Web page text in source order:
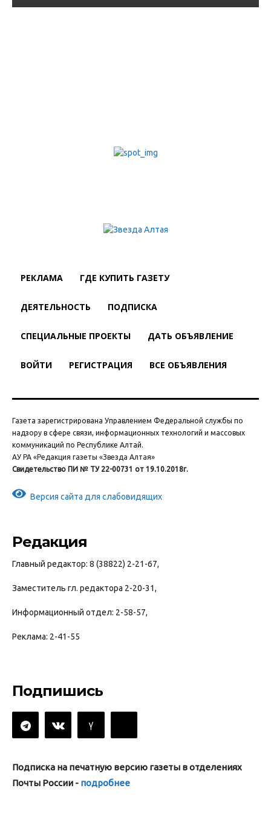
РЕКЛАМА ГДЕ КУПИТЬ ГАЗЕТУ
ДЕЯТЕЛЬНОСТЬ ПОДПИСКА
СПЕЦИАЛЬНЫЕ ПРОЕКТЫ ДАТЬ ОБЪЯВЛЕНИЕ
ВОЙТИ РЕГИСТРАЦИЯ ВСЕ ОБЪЯВЛЕНИЯ
Газета зарегистрирована Управлением Федеральной службы по
надзору в сфере связи, информационных технологий и массовых
коммуникаций по Республике Алтай.
АУ РА «Редакция газеты «Звезда Алтая»
Свидетельство ПИ № ТУ 22-00731 от 19.10.2018г.
Версия сайта для слабовидящих
Редакция
Главный редактор: 8 (38822) 2-21-67,
Заместитель гл. редактора 2-20-31,
Информационный отдел: 2-58-57,
Реклама: 2-41-55
Подпишись
Подписка на печатную версию газеты в отделениях
Почты России - подробнее